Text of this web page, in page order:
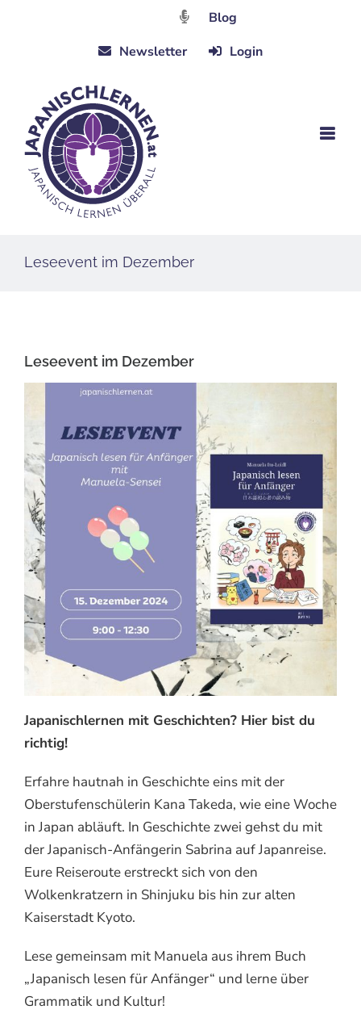
Blog
Newsletter
Login
Leseevent im Dezember
Leseevent im Dezember
Japanischlernen mit Geschichten? Hier bist du
richtig!
Erfahre hautnah in Geschichte eins mit der
Oberstufenschülerin Kana Takeda, wie eine Woche
in Japan abläuft. In Geschichte zwei gehst du mit
der Japanisch-Anfängerin Sabrina auf Japanreise.
Eure Reiseroute erstreckt sich von den
Wolkenkratzern in Shinjuku bis hin zur alten
Kaiserstadt Kyoto.
Lese gemeinsam mit Manuela aus ihrem Buch
„Japanisch lesen für Anfänger“ und lerne über
Grammatik und Kultur!